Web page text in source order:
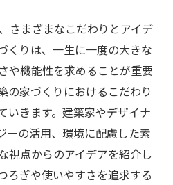
さまざまなこだわりとアイデ
くりは、一生に一度の大きな
や機能性を求めることが重要
の家づくりにおけるこだわり
いきます。建築家やデザイナ
ーの活用、環境に配慮した素
視点からのアイデアを紹介し
ろぎや使いやすさを追求する